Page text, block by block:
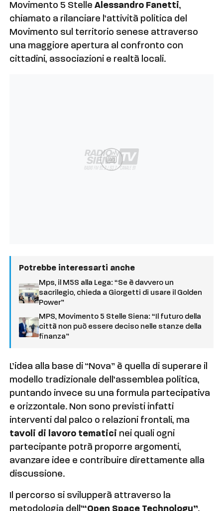
Movimento 5 StelleAlessandro Fanetti,
chiamato a rilanciare l’attività politica del
Movimento sul territorio senese attraverso
una maggiore apertura al confronto con
cittadini, associazioni e realtà locali.
Ad
Potrebbe interessarti anche
Mps, il M5S alla Lega: “Se è davvero un
sacrilegio, chieda a Giorgetti di usare il Golden
Power”
MPS, Movimento 5 Stelle Siena: “Il futuro della
città non può essere deciso nelle stanze della
finanza”
L’idea alla base di “Nova” è quella di superare il
modello tradizionale dell’assemblea politica,
puntando invece su una formula partecipativa
e orizzontale. Non sono previsti infatti
interventi dal palco o relazioni frontali, ma
tavoli di lavoro tematici nei quali ogni
partecipante potrà proporre argomenti,
avanzare idee e contribuire direttamente alla
discussione.
Il percorso si svilupperà attraverso la